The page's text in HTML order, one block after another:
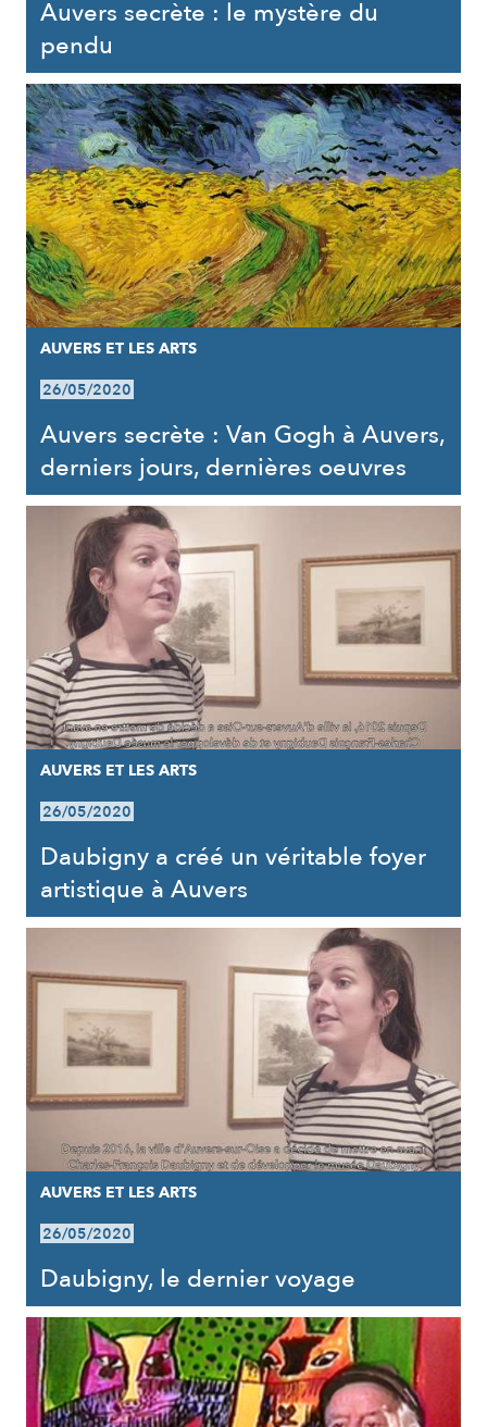
Auvers secrète : le mystère du
pendu
AUVERS ET LES ARTS
26/05/2020
Auvers secrète : Van Gogh à Auvers,
derniers jours, dernières oeuvres
AUVERS ET LES ARTS
26/05/2020
Daubigny a créé un véritable foyer
artistique à Auvers
AUVERS ET LES ARTS
26/05/2020
Daubigny, le dernier voyage